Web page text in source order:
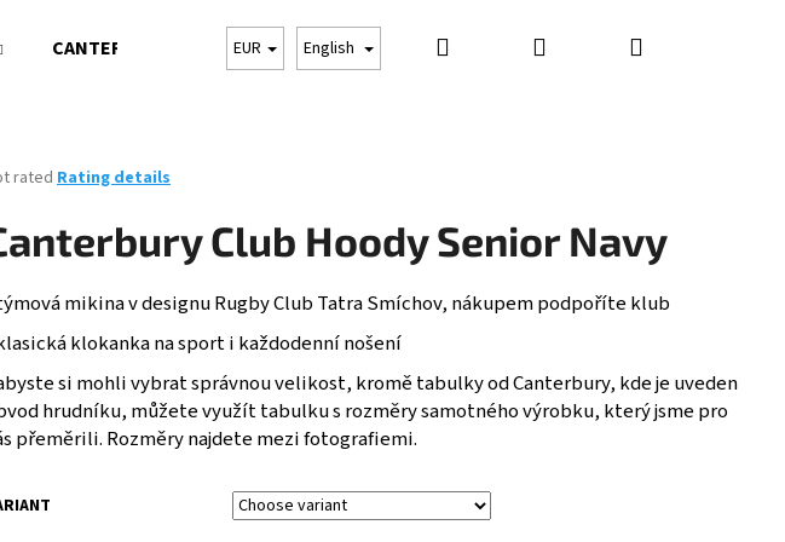
CANTERBURY RUGBY CLOTHING PROTECTION OTHER THINGS
EUR English Search Login Shopping
rated Rating details
Club Hoody Senior Navy
mikina v designu Rugby Club Tatra Smíchov, nákupem podpoříte klub
klokanka na sport i každodenní nošení
si mohli vybrat správnou velikost, kromě tabulky od Canterbury, kde je uveden
hrudníku, můžete využít tabulku s rozměry samotného výrobku, který jsme pro
přeměrili. Rozměry najdete mezi fotografiemi.